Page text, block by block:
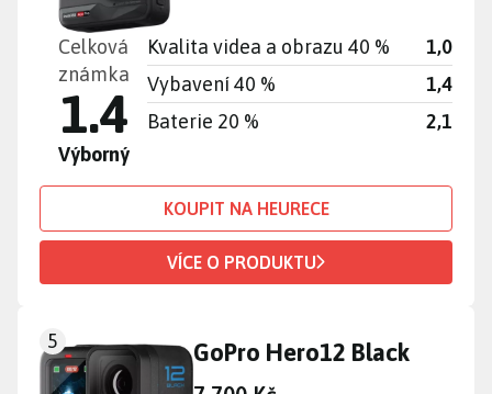
Kvalita videa a obrazu 40 %
1,0
Vybavení 40 %
1,4
Baterie 20 %
2,1
Celková
známka
1.4
Výborný
KOUPIT NA HEURECE
VÍCE O PRODUKTU
5 GoPro Hero12 Black